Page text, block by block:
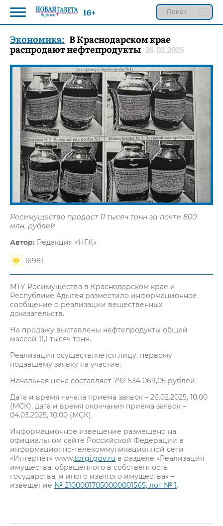
Экономика: В Краснодарском крае
распродают нефтепродукты 26.02.2025
Росимущество продаст 11 тысяч тонн за почти 800
млн. рублей
Автор: Редакция «НГК»
16981
МТУ Росимущества в Краснодарском крае и
Республике Адыгея разместило информационное
сообщение о реализации вещественных
доказательств.
На продажу выставлены нефтепродукты общей
массой 11,1 тысяч тонн.
Реализация осуществляется лицу, первому
подавшему заявку на участие.
Начальная цена составляет 792 534 069,05 рублей.
Дата и время начала приема заявок – 26.02.2025, 10:00
(МСК), дата и время окончания приема заявок –
04.03.2025, 10:00 (МСК).
Информационное извещение размещено на
официальном сайте Российской Федерации в
информационно-телекоммуникационной сети
«Интернет» www.torgi.gov.ru в разделе «Реализация
имущества, обращенного в собственность
государства, и иного изъятого имущества» –
извещение № 21000017050000001565, лот № 1.
16+